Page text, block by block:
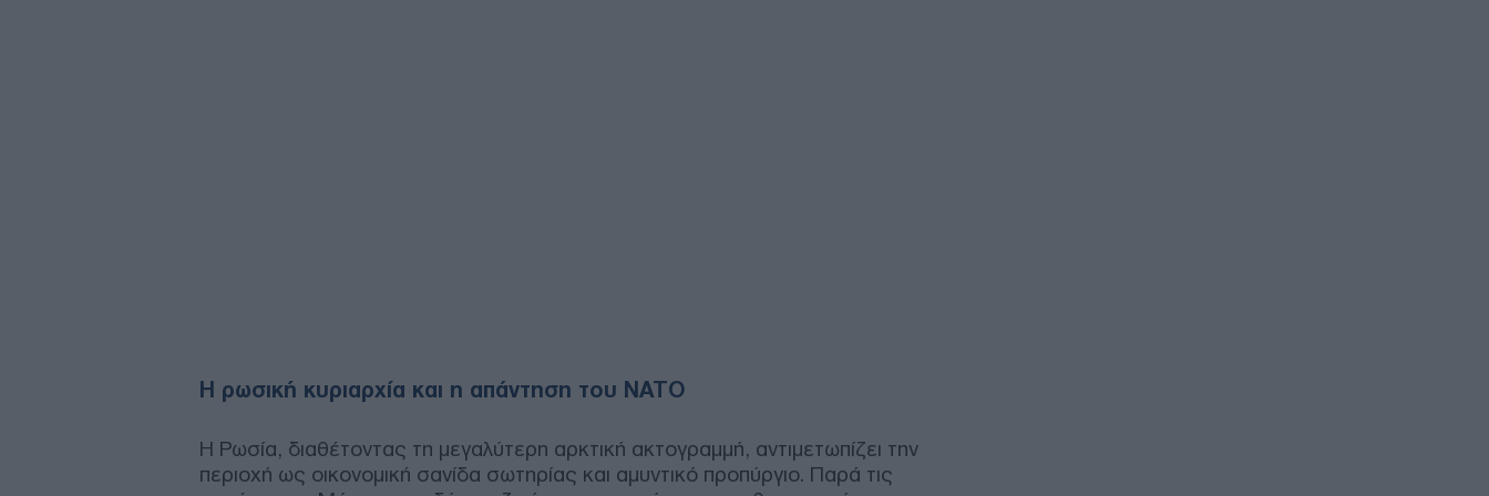
Η ρωσική κυριαρχία και η απάντηση του ΝΑΤΟ
Η Ρωσία, διαθέτοντας τη μεγαλύτερη αρκτική ακτογραμμή, αντιμετωπίζει την
περιοχή ως οικονομική σανίδα σωτηρίας και αμυντικό προπύργιο. Παρά τις